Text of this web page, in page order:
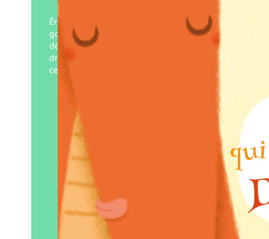
Émue par la solitude du dragon, la licorne
gourmande lui dépose chaque jour ses
délicieux sablés qui vont amener le
dragon à réfléchir à la signification de
ces…